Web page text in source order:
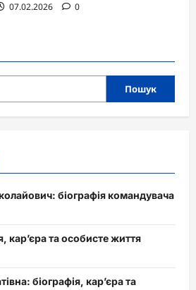
07.02.2026 0
Пошук
біографія командувача
кар’єра та особисте життя
біографія, кар’єра та